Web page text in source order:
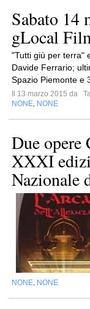
Sabato 14
gLocal
"Tutti giù per terra"
Davide Ferrario;
Spazio Piemonte e
Il 13 marzo 2015 da
NONE NONE
Due
XXXI
Nazionale
NONE NONE